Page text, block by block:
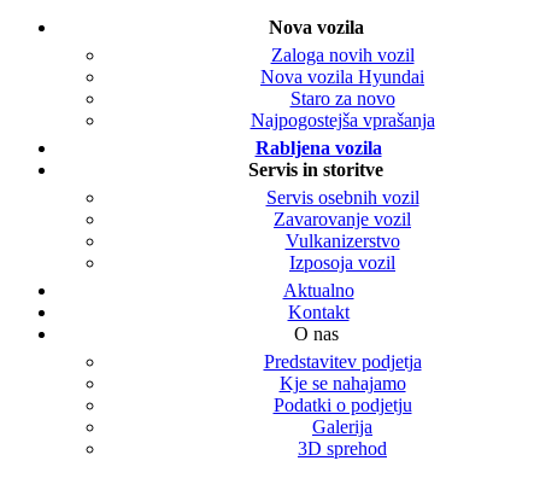
Nova vozila
Zaloga novih vozil
Nova vozila Hyundai
Staro za novo
Najpogostejša vprašanja
Rabljena vozila
Servis in storitve
Servis osebnih vozil
Zavarovanje vozil
Vulkanizerstvo
Izposoja vozil
Aktualno
Kontakt
O nas
Predstavitev podjetja
Kje se nahajamo
Podatki o podjetju
Galerija
3D sprehod